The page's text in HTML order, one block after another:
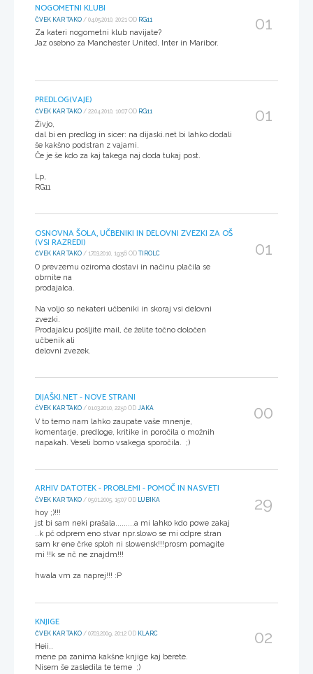
NOGOMETNI KLUBI
ČVEK KAR TAKO / 04.05.2010, 20:21 OD RG11
Za kateri nogometni klub navijate?
Jaz osebno za Manchester United, Inter in Maribor.
01
PREDLOG(VAJE)
ČVEK KAR TAKO / 22.04.2010, 10:07 OD RG11
Živjo,
dal bi en predlog in sicer: na dijaski.net bi lahko dodali
še kakšno podstran z vajami.
Če je še kdo za kaj takega naj doda tukaj post.
Lp,
RG11
01
OSNOVNA ŠOLA, UČBENIKI IN DELOVNI ZVEZKI ZA OŠ
(VSI RAZREDI)
ČVEK KAR TAKO / 17.03.2010, 19:56 OD TIROLC
O prevzemu oziroma dostavi in načinu plačila se
obrnite na
prodajalca.
Na voljo so nekateri učbeniki in skoraj vsi delovni
zvezki.
Prodajalcu pošljite mail, če želite točno določen
učbenik ali
delovni zvezek.
01
DIJAŠKI.NET - NOVE STRANI
ČVEK KAR TAKO / 01.03.2010, 22:50 OD JAKA
V to temo nam lahko zaupate vaše mnenje,
komentarje, predloge, kritike in poročila o možnih
napakah. Veseli bomo vsakega sporočila. ;)
00
ARHIV DATOTEK - PROBLEMI - POMOČ IN NASVETI
ČVEK KAR TAKO / 05.01.2005, 15:07 OD LUBIKA
hoy ;)!!!
jst bi sam neki prašala.........a mi lahko kdo powe zakaj
..k pč odprem eno stvar npr.slowo se mi odpre stran
sam kr ene črke sploh ni slowensk!!!prosm pomagite
mi !!k se nč ne znajdm!!!
hwala vm za naprej!!! :P
29
KNJIGE
ČVEK KAR TAKO / 07.03.2009, 20:12 OD KLARC
Heii..
mene pa zanima kakšne knjige kaj berete.
Nisem še zasledila te teme ;)
02